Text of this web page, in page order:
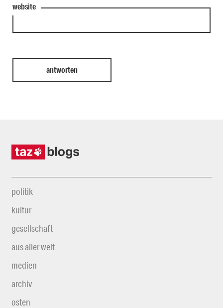
website
politik
kultur
gesellschaft
aus aller welt
medien
archiv
osten